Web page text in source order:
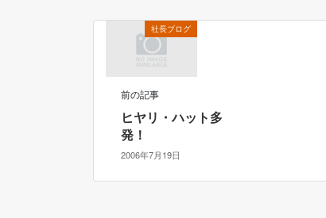
社長ブログ
前の記事
ヒヤリ・ハット多
発！
2006年7月19日